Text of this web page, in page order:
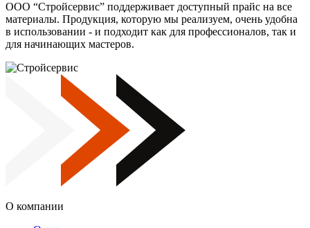
ООО “Стройсервис” поддерживает доступный прайс на все
материалы. Продукция, которую мы реализуем, очень удобна
в использовании - и подходит как для профессионалов, так и
для начинающих мастеров.
О компании